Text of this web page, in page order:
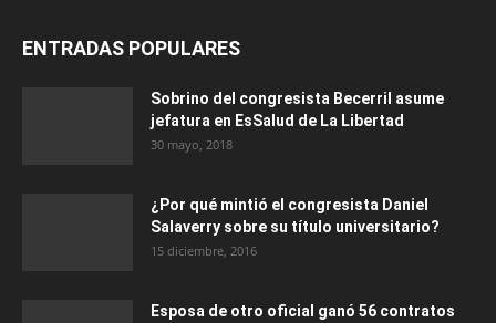
ENTRADAS POPULARES
Sobrino del congresista Becerril asume
jefatura en EsSalud de La Libertad
30 mayo, 2018
¿Por qué mintió el congresista Daniel
Salaverry sobre su título universitario?
15 diciembre, 2016
Esposa de otro oficial ganó 56 contratos